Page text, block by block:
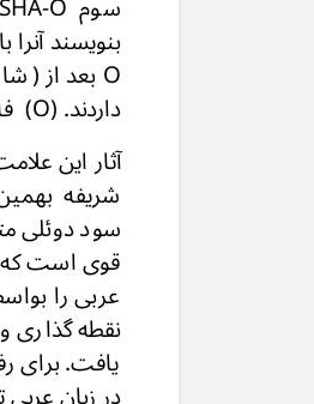
داردند. (O) فاصل را به اخر کلمات بردند. MAH-O SHAH-O نوشتند.
آثار این
قوی است که
عربی را
نقطه گذاری
یافت. برای